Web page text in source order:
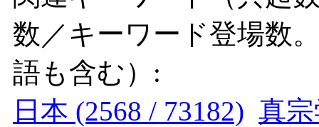
数／キーワード登場数
語も含む）:
日本 (2568 / 73182) 真宗